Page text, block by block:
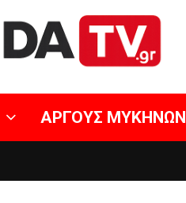
ΑΡΓΟΥΣ ΜΥΚΗΝΩΝ